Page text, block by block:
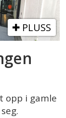
PLUSS
opp i gamle